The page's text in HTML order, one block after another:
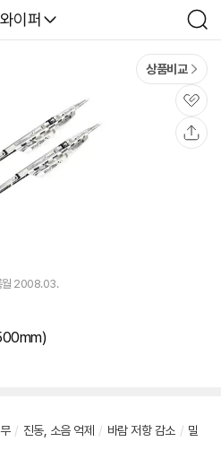
다나와
와이퍼
검
색
상품비교
관
심
월 2008.03.
/ 진동, 소음 억제 / 바람 저항 감소 / 밀